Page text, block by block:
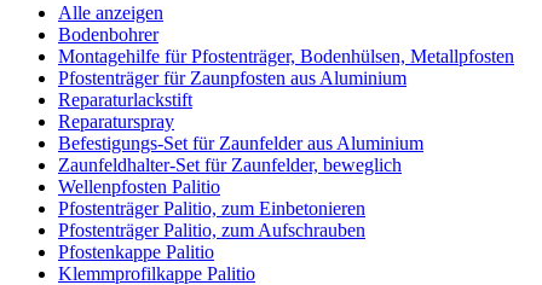
Alle anzeigen
Bodenbohrer
Montagehilfe für Pfostenträger, Bodenhülsen, Metallpfosten
Pfostenträger für Zaunpfosten aus Aluminium
Reparaturlackstift
Reparaturspray
Befestigungs-Set für Zaunfelder aus Aluminium
Zaunfeldhalter-Set für Zaunfelder, beweglich
Wellenpfosten Palitio
Pfostenträger Palitio, zum Einbetonieren
Pfostenträger Palitio, zum Aufschrauben
Pfostenkappe Palitio
Klemmprofilkappe Palitio